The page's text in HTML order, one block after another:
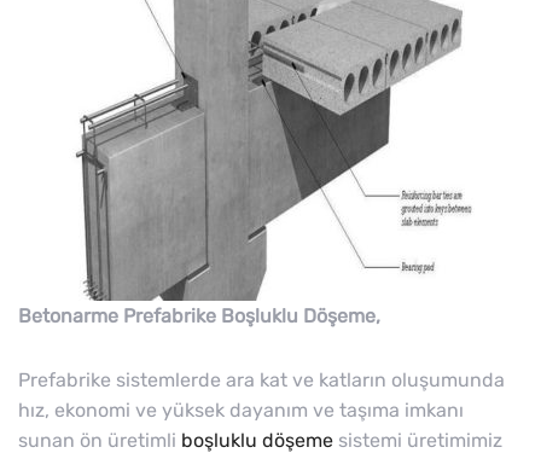
Betonarme Prefabrike Boşluklu Döşeme,
Prefabrike sistemlerde ara kat ve katların oluşumunda
hız, ekonomi ve yüksek dayanım ve taşıma imkanı
sunan ön üretimli boşluklu döşeme sistemi üretimimiz